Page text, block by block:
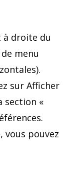
à droite du
menu
sur Afficher
section «
vous pouvez